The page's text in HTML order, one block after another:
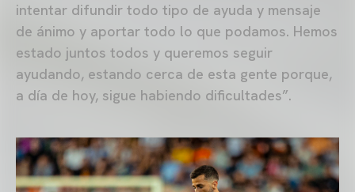
intentar difundir todo tipo de ayuda y mensaje
de ánimo y aportar todo lo que podamos. Hemos
estado juntos todos y queremos seguir
ayudando, estando cerca de esta gente porque,
a día de hoy, sigue habiendo dificultades”.